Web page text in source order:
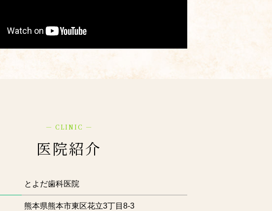
― CLINIC ―
医院紹介
とよだ歯科医院
熊本県熊本市東区花立3丁目8-3